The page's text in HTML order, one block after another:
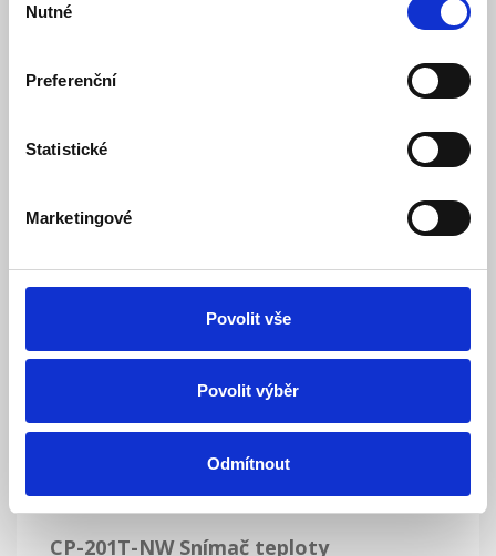
souhlasu
Nutné
Preferenční
Statistické
Marketingové
Povolit vše
Povolit výběr
Odmítnout
336 Kč
261,32 Kč
Vaše cena včetně DPH:
316 Kč
Do košíku
CP-201T-NW Snímač teploty